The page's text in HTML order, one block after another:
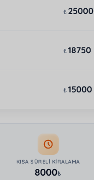
₺ 25000
₺18750
₺15000
KISA SÜRELI KIRALAMA
8000₺